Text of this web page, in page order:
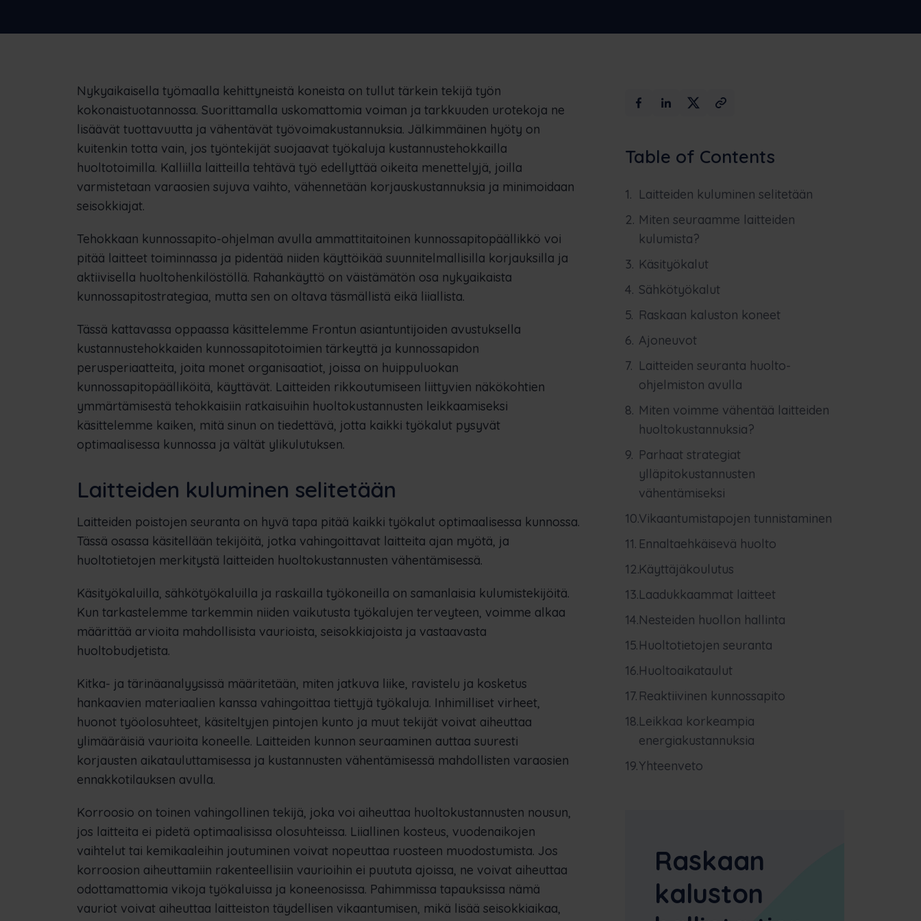
Nykyaikaisella työmaalla kehittyneistä koneista on tullut tärkein tekijä työn
kokonaistuotannossa. Suorittamalla uskomattomia voiman ja tarkkuuden urotekoja ne
lisäävät tuottavuutta ja vähentävät työvoimakustannuksia. Jälkimmäinen hyöty on
kuitenkin totta vain, jos työntekijät suojaavat työkaluja kustannustehokkailla
huoltotoimilla. Kalliilla laitteilla tehtävä työ edellyttää oikeita menettelyjä, joilla
varmistetaan varaosien sujuva vaihto, vähennetään korjauskustannuksia ja minimoidaan
seisokkiajat.
Tehokkaan kunnossapito-ohjelman avulla ammattitaitoinen kunnossapitopäällikkö voi
pitää laitteet toiminnassa ja pidentää niiden käyttöikää suunnitelmallisilla korjauksilla ja
aktiivisella huoltohenkilöstöllä. Rahankäyttö on väistämätön osa nykyaikaista
kunnossapitostrategiaa, mutta sen on oltava täsmällistä eikä liiallista.
Tässä kattavassa oppaassa käsittelemme Frontun asiantuntijoiden avustuksella
kustannustehokkaiden kunnossapitotoimien tärkeyttä ja kunnossapidon
perusperiaatteita, joita monet organisaatiot, joissa on huippuluokan
kunnossapitopäälliköitä, käyttävät. Laitteiden rikkoutumiseen liittyvien näkökohtien
ymmärtämisestä tehokkaisiin ratkaisuihin huoltokustannusten leikkaamiseksi
käsittelemme kaiken, mitä sinun on tiedettävä, jotta kaikki työkalut pysyvät
optimaalisessa kunnossa ja vältät ylikulutuksen.
Laitteiden kuluminen selitetään
Laitteiden poistojen seuranta on hyvä tapa pitää kaikki työkalut optimaalisessa kunnossa.
Tässä osassa käsitellään tekijöitä, jotka vahingoittavat laitteita ajan myötä, ja
huoltotietojen merkitystä laitteiden huoltokustannusten vähentämisessä.
Käsityökaluilla, sähkötyökaluilla ja raskailla työkoneilla on samanlaisia kulumistekijöitä.
Kun tarkastelemme tarkemmin niiden vaikutusta työkalujen terveyteen, voimme alkaa
määrittää arvioita mahdollisista vaurioista, seisokkiajoista ja vastaavasta
huoltobudjetista.
Kitka- ja tärinäanalyysissä määritetään, miten jatkuva liike, ravistelu ja kosketus
hankaavien materiaalien kanssa vahingoittaa tiettyjä työkaluja. Inhimilliset virheet,
huonot työolosuhteet, käsiteltyjen pintojen kunto ja muut tekijät voivat aiheuttaa
ylimääräisiä vaurioita koneelle. Laitteiden kunnon seuraaminen auttaa suuresti
korjausten aikatauluttamisessa ja kustannusten vähentämisessä mahdollisten varaosien
ennakkotilauksen avulla.
Korroosio on toinen vahingollinen tekijä, joka voi aiheuttaa huoltokustannusten nousun,
jos laitteita ei pidetä optimaalisissa olosuhteissa. Liiallinen kosteus, vuodenaikojen
vaihtelut tai kemikaaleihin joutuminen voivat nopeuttaa ruosteen muodostumista. Jos
korroosion aiheuttamiin rakenteellisiin vaurioihin ei puututa ajoissa, ne voivat aiheuttaa
odottamattomia vikoja työkaluissa ja koneenosissa. Pahimmissa tapauksissa nämä
vauriot voivat aiheuttaa laitteiston täydellisen vikaantumisen, mikä lisää seisokkiaikaa,
Table of Contents
Laitteiden kuluminen selitetään
Miten seuraamme laitteiden
kulumista?
Käsityökalut
Sähkötyökalut
Raskaan kaluston koneet
Ajoneuvot
Laitteiden seuranta huolto-
ohjelmiston avulla
Miten voimme vähentää laitteiden
huoltokustannuksia?
Parhaat strategiat
ylläpitokustannusten
vähentämiseksi
Vikaantumistapojen tunnistaminen
Ennaltaehkäisevä huolto
Käyttäjäkoulutus
Laadukkaammat laitteet
Nesteiden huollon hallinta
Huoltotietojen seuranta
Huoltoaikataulut
Reaktiivinen kunnossapito
Leikkaa korkeampia
energiakustannuksia
Yhteenveto
Raskaan
kaluston